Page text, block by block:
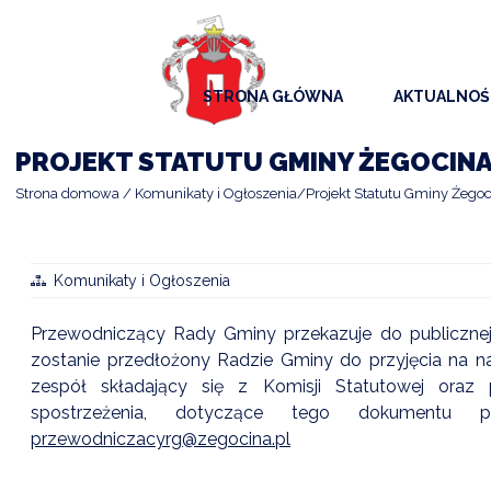
STRONA GŁÓWNA
PROJEKT STATUTU GMINY
Strona domowa Komunikaty i Ogłoszenia Projekt Statutu Gminy
Komunikaty i Ogłoszenia
Przewodniczący Rady Gminy przekazuje do
zostanie przedłożony Radzie Gminy do przyjęcia na
zespół składający się z Komisji Statutowej oraz
spostrzeżenia, dotyczące tego
przewodniczacyrg@zegocina.pl